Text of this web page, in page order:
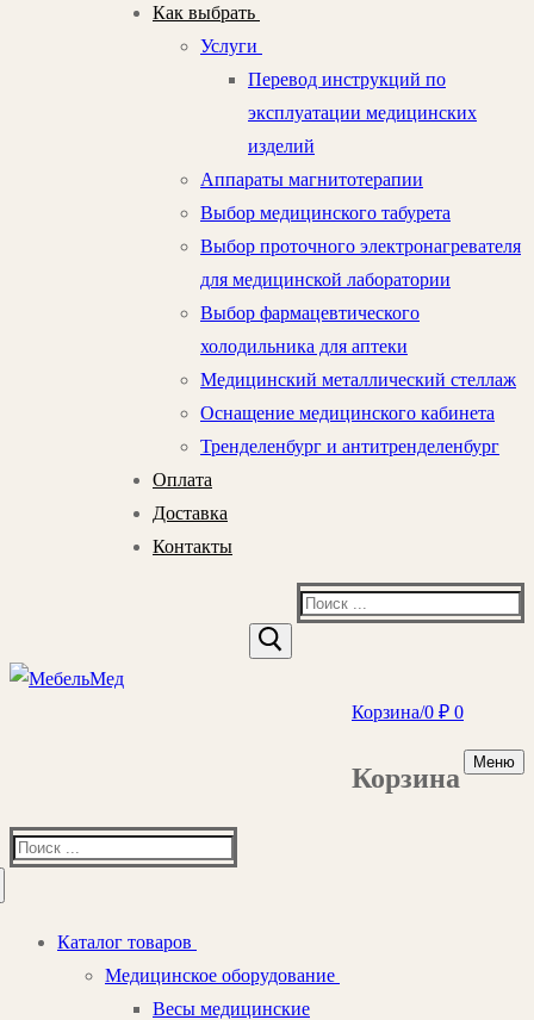
Как выбрать
Услуги
Перевод инструкций по
эксплуатации медицинских
изделий
Аппараты магнитотерапии
Выбор медицинского табурета
Выбор проточного электронагревателя
для медицинской лаборатории
Выбор фармацевтического
холодильника для аптеки
Медицинский металлический стеллаж
Оснащение медицинского кабинета
Тренделенбург и антитренделенбург
Оплата
Доставка
Контакты
Найти:
Корзина/0 ₽ 0
Корзина
Меню
Найти:
Каталог товаров
Медицинское оборудование
Весы медицинские